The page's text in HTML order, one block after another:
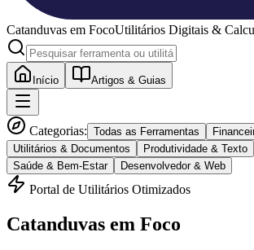
Catanduvas em FocoUtilitários Digitais &
Início Artigos & Guias
Categorias: Todas as Ferramentas
Utilitários & Documentos
Produtividade & Texto
Saúde & Bem-Estar
Desenvolvedor & Web
Portal de Utilitários Otimizados
Catanduvas em Foco